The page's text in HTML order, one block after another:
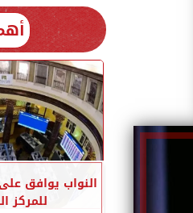
النواب يوافق
للمركز